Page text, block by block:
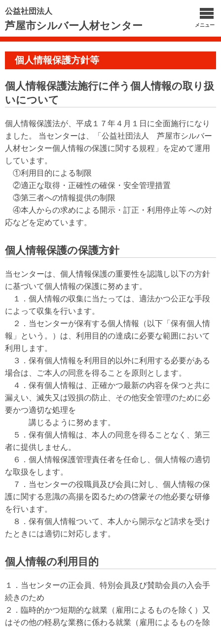
公益社団法人
芦屋市シルバー人材センター メニュー
個人情報保護方針等
個人情報保護法施行に伴う個人情報の取り扱
いについて
個人情報保護法が、平成１７年４月１日に全面施行になり
ました。 当センターは、「公益社団法人 芦屋市シルバー
人材センター個人情報の保護に関する規程」を定めて運用
しています。
①利用目的による制限
②適正な取得・正確性の確保・安全管理措置
③第三者への情報提供の制限
④本人からの求めによる開示・訂正・利用停止等 への対
応などを定めています。
個人情報保護の保護方針
当センターは、個人情報保護の重要性を認識し以下の方針
に基づいて個人情報の保護に努めます。
１．個人情報の収集に当たっては、適法かつ公正な手段
によって収集を行います。
２．当センターが保有する個人情報（以下「保有個人情
報」という。）は、利用目的の達成に必要な範囲において
利用します。
３．保有個人情報を利用目的以外に利用する必要がある
場合は、ご本人の同意を得ることを原則とします。
４．保有個人情報は、正確かつ最新の内容を保つと共に
漏えい、滅失又は毀損の防止、その他安全管理のために必
要かつ適切な処理を
講じるように努めます。
５．保有個人情報は、本人の同意を得ることなく、第三
者に提供しません。
６．個人情報保護管理責任者を任命し、個人情報の適切
な取扱をします。
７．当センターの役職員及び会員に対し、個人情報の保
護に関する意識の高揚を図るための啓蒙その他必要な研修
を行います。
８．保有個人情報ついて、本人から開示など請求を受け
たときには適切に対応します。
個人情報の利用目的
１．当センターの正会員、特別会員及び賛助会員の入会手
続きのため
２．臨時的かつ短期的な就業（雇用によるものを除く）又
はその他の軽易な業務に係わる就業（雇用によるものを除